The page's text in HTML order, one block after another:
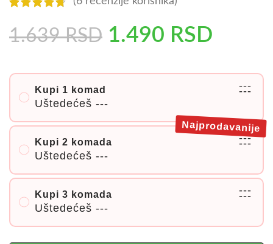
1.639RSD 1.490 RSD
Kupi 1 komad
Uštedećeš ---
---
---
Kupi 2 komada
Uštedećeš ---
---
---
Najprodavanije
Kupi 3 komada
Uštedećeš ---
---
---